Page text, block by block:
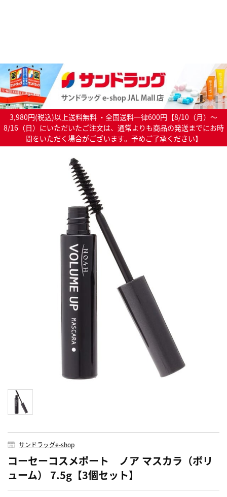
3,980円(税込)以上送料無料 ・全国送料一律600円【8/10（月）～
8/16（日）にいただいたご注文は、通常よりも商品の発送までにお時
間をいただく場合がございます。予めご了承ください】
サンドラッグe-shop
コーセーコスメポート ノア マスカラ（ボリ
ューム） 7.5g【3個セット】